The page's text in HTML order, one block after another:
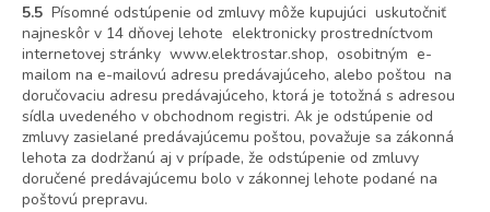
5.5 Písomné odstúpenie od zmluvy môže kupujúci uskutočniť
najneskôr v 14 dňovej lehote elektronicky prostredníctvom
internetovej stránky www.elektrostar.shop, osobitným e-
mailom na e-mailovú adresu predávajúceho, alebo poštou na
doručovaciu adresu predávajúceho, ktorá je totožná s adresou
sídla uvedeného v obchodnom registri. Ak je odstúpenie od
zmluvy zasielané predávajúcemu poštou, považuje sa zákonná
lehota za dodržanú aj v prípade, že odstúpenie od zmluvy
doručené predávajúcemu bolo v zákonnej lehote podané na
poštovú prepravu.